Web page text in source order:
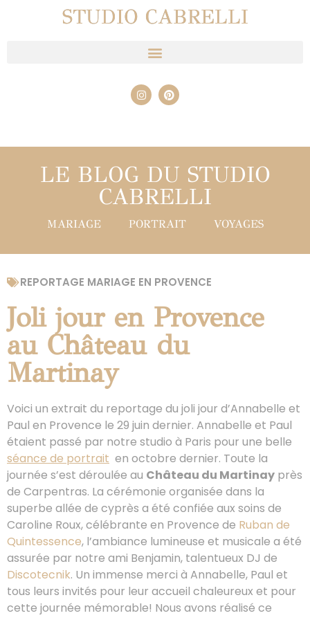
STUDIO CABRELLI
LE BLOG DU STUDIO
CABRELLI
MARIAGE PORTRAIT VOYAGES
REPORTAGE MARIAGE EN PROVENCE
Joli jour en Provence
au Château du
Martinay
Voici un extrait du reportage du joli jour d’Annabelle et
Paul en Provence le 29 juin dernier. Annabelle et Paul
étaient passé par notre studio à Paris pour une belle
séance de portrait en octobre dernier. Toute la
journée s’est déroulée au Château du Martinay près
de Carpentras. La cérémonie organisée dans la
superbe allée de cyprès a été confiée aux soins de
Caroline Roux, célébrante en Provence de Ruban de
Quintessence, l’ambiance lumineuse et musicale a été
assurée par notre ami Benjamin, talentueux DJ de
Discotecnik. Un immense merci à Annabelle, Paul et
tous leurs invités pour leur accueil chaleureux et pour
cette journée mémorable! Nous avons réalisé ce